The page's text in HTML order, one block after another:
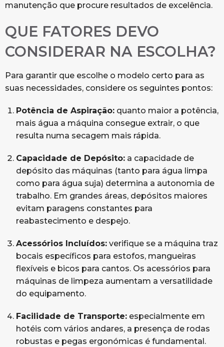
manutenção que procure resultados de excelência.
QUE FATORES DEVO
CONSIDERAR NA ESCOLHA?
Para garantir que escolhe o modelo certo para as
suas necessidades, considere os seguintes pontos:
Potência de Aspiração: quanto maior a potência,
mais água a máquina consegue extrair, o que
resulta numa secagem mais rápida.
Capacidade de Depósito: a capacidade de
depósito das máquinas (tanto para água limpa
como para água suja) determina a autonomia de
trabalho. Em grandes áreas, depósitos maiores
evitam paragens constantes para
reabastecimento e despejo.
Acessórios Incluídos: verifique se a máquina traz
bocais específicos para estofos, mangueiras
flexíveis e bicos para cantos. Os acessórios para
máquinas de limpeza aumentam a versatilidade
do equipamento.
Facilidade de Transporte: especialmente em
hotéis com vários andares, a presença de rodas
robustas e pegas ergonómicas é fundamental.